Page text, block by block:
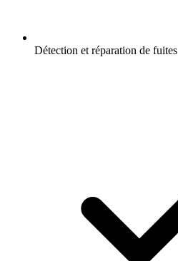
Détection et réparation de fuites